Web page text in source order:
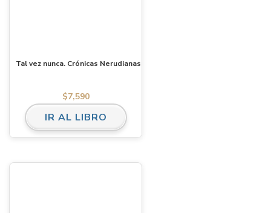
Tal vez nunca. Crónicas Nerudianas
$7,590
IR AL LIBRO